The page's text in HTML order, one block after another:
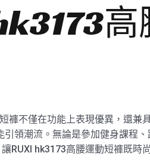
褲不僅在功能上表現優異，還兼
引領潮流。無論是參加健身課程
RUXI hk3173高腰運動短褲既